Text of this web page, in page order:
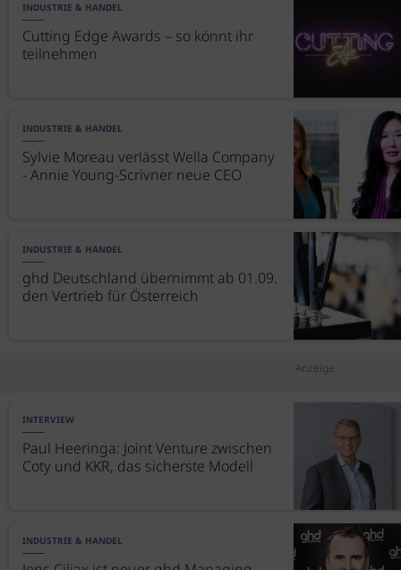
INDUSTRIE & HANDEL
Cutting Edge Awards – so könnt ihr
teilnehmen
INDUSTRIE & HANDEL
Sylvie Moreau verlässt Wella Company
- Annie Young-Scrivner neue CEO
INDUSTRIE & HANDEL
ghd Deutschland übernimmt ab 01.09.
den Vertrieb für Österreich
Anzeige
INTERVIEW
Paul Heeringa: Joint Venture zwischen
Coty und KKR, das sicherste Modell
INDUSTRIE & HANDEL